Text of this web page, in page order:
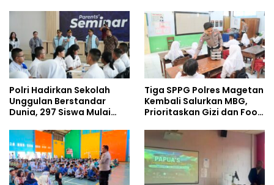
Polri Hadirkan Sekolah
Unggulan Berstandar
Dunia, 297 Siswa Mulai
Tiga SPPG Polres Magetan
Kembali Salurkan MBG,
Prioritaskan Gizi dan Food